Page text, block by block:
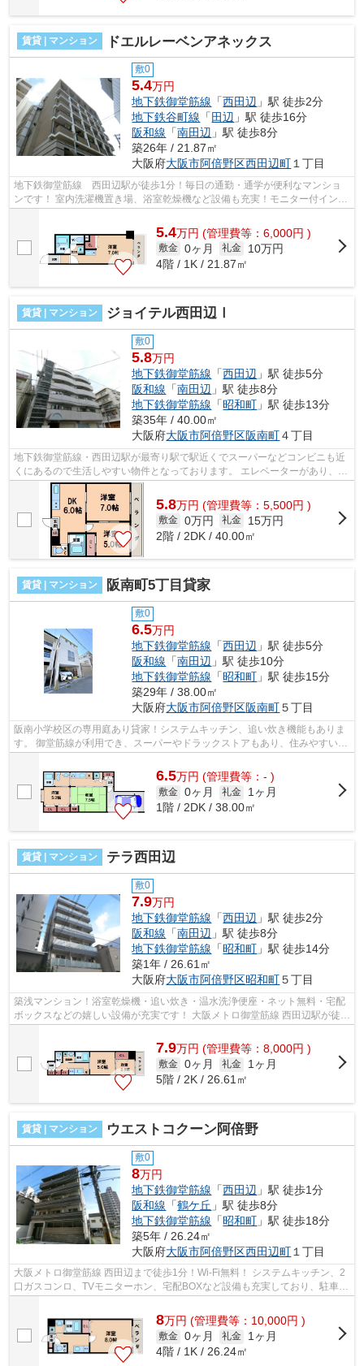
賃貸 | マンション ドエルレーベンアネックス
敷0
5.4万円
地下鉄御堂筋線 「西田辺 」駅 徒歩2分
地下鉄谷町線 「 田辺 」駅 徒歩16分
阪和線 「南田辺 」駅 徒歩8分
築26年 / 21.87㎡
大阪府大阪市阿倍野区西田辺町１丁目
地下鉄御堂筋線 西田辺駅が徒歩1分！毎日の通勤・通学が便利なマンショ
ンです！ 室内洗濯機置き場、浴室乾燥機など設備も充実！モニター付インタ
5.4万円 (管理費等：6,000円 )
敷金 0ヶ月 礼金
10万円
4階 / 1K / 21.87㎡
賃貸 | マンション ジョイテル西田辺Ⅰ
敷0
5.8万円
地下鉄御堂筋線 「西田辺 」駅 徒歩5分
阪和線 「南田辺 」駅 徒歩8分
地下鉄御堂筋線 「昭和町 」駅 徒歩13分
築35年 / 40.00㎡
大阪府大阪市阿倍野区阪南町４丁目
地下鉄御堂筋線・西田辺駅が最寄り駅で駅近くでスーパーなどコンビニも近
くにあるので生活しやすい物件となっております。 エレベーターがあり、オ
ートロックもあります！システムキ...
5.8万円 (管理費等：5,500円 )
敷金 0万円 礼金
15万円
2階 / 2DK / 40.00㎡
賃貸 | マンション 阪南町5丁目貸家
敷0
6.5万円
地下鉄御堂筋線 「西田辺 」駅 徒歩5分
阪和線 「南田辺 」駅 徒歩10分
地下鉄御堂筋線 「昭和町 」駅 徒歩15分
築29年 / 38.00㎡
大阪府大阪市阿倍野区阪南町５丁目
阪南小学校区の専用庭あり貸家！システムキッチン、追い炊き機能もありま
す。 御堂筋線が利用でき、スーパーやドラックストアもあり、住みやすい環
6.5万円 (管理費等：- )
敷金 0ヶ月 礼金
1ヶ月
1階 / 2DK / 38.00㎡
賃貸 | マンション テラ西田辺
敷0
7.9万円
地下鉄御堂筋線 「西田辺 」駅 徒歩2分
阪和線 「南田辺 」駅 徒歩8分
地下鉄御堂筋線 「昭和町 」駅 徒歩14分
築1年 / 26.61㎡
大阪府大阪市阿倍野区昭和町５丁目
築浅マンション！浴室乾燥機・追い炊き・温水洗浄便座・ネット無料・宅配
ボックスなどの嬉しい設備が充実です！ 大阪メトロ御堂筋線 西田辺駅が徒歩
2分で利用可能、JR阪和線も徒歩圏...
7.9万円 (管理費等：8,000円 )
敷金 0ヶ月 礼金
1ヶ月
5階 / 2K / 26.61㎡
賃貸 | マンション ウエストコクーン阿倍野
敷0
8万円
地下鉄御堂筋線 「西田辺 」駅 徒歩1分
阪和線 「鶴ケ丘 」駅 徒歩8分
地下鉄御堂筋線 「昭和町 」駅 徒歩18分
築5年 / 26.24㎡
大阪府大阪市阿倍野区西田辺町 １丁目
大阪メトロ御堂筋線 西田辺まで徒歩1分！Wi-Fi無料！ システムキッチン、2
口ガスコンロ、TVモニターホン、宅配BOXなど設備も充実しており、駐車
8万円 (管理費等：10,000円 )
敷金 0ヶ月 礼金
1ヶ月
4階 / 1K / 26.24㎡